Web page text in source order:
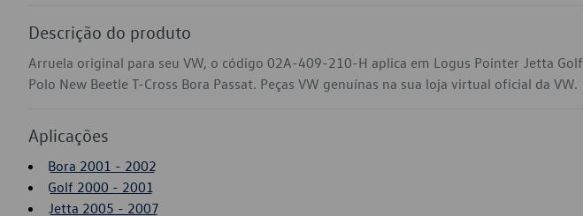
Descrição do produto
Arruela original para seu VW, o código 02A-409-210-H aplica em Logus Pointer Jetta Golf
Polo New Beetle T-Cross Bora Passat. Peças VW genuínas na sua loja virtual oficial da VW.
Aplicações
Bora 2001 - 2002
Golf 2000 - 2001
Jetta 2005 - 2007